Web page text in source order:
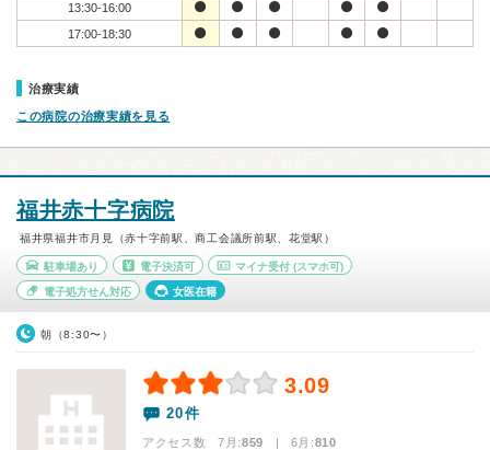
13:30-16:00
17:00-18:30
治療実績
この病院の治療実績を見る
福井赤十字病院
福井県福井市月見（赤十字前駅、商工会議所前駅、花堂駅）
駐車場あり 電子決済可 マイナ受付 (スマホ可)
電子処方せん対応 女医在籍
朝（8:30〜）
3.09
20件
アクセス数 7月:859 | 6月:810